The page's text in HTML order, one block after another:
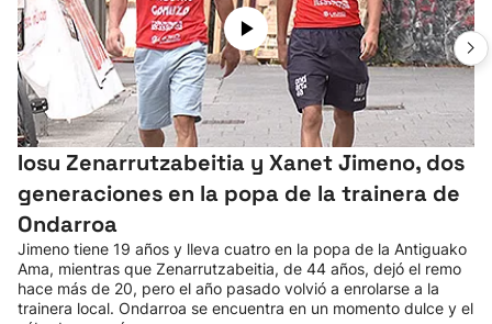
Iosu Zenarrutzabeitia y Xanet Jimeno, dos
generaciones en la popa de la trainera de
Ondarroa
Jimeno tiene 19 años y lleva cuatro en la popa de la Antiguako
Ama, mientras que Zenarrutzabeitia, de 44 años, dejó el remo
hace más de 20, pero el año pasado volvió a enrolarse a la
trainera local. Ondarroa se encuentra en un momento dulce y el